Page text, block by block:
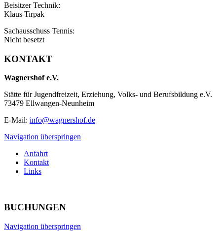
Beisitzer Technik:
Klaus Tirpak
Sachausschuss Tennis:
Nicht besetzt
KONTAKT
Wagnershof e.V.
Stätte für Jugendfreizeit, Erziehung, Volks- und Berufsbildung e.V.
73479 Ellwangen-Neunheim
E-Mail: info@wagnershof.de
Navigation überspringen
Anfahrt
Kontakt
Links
BUCHUNGEN
Navigation überspringen